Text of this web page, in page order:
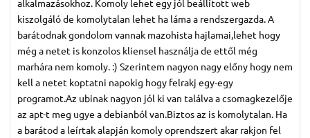
kiszolgáló de komolytalan lehet ha láma a rendszergazda. A
barátodnak gondolom vannak mazohista hajlamai,lehet hogy
még a netet is konzolos kliensel használja de ettől még
marhára nem komoly. :) Szerintem nagyon nagy előny hogy nem
kell a netet koptatni napokig hogy felrakj egy-egy
programot.Az ubinak nagyon jól ki van találva a csomagkezelője
az apt-t meg ugye a debianból van.Biztos az is komolytalan. Ha
a barátod a leírtak alapján komoly oprendszert akar rakjon fel